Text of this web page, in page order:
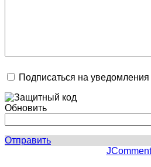
Подписаться на
Обновить
Отправить